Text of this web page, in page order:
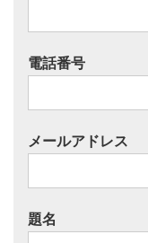
電話番号
メールアドレス
題名